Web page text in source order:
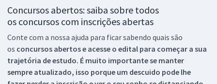
Concursos abertos: saiba sobre todos
os concursos com inscrições abertas
Conte com a nossa ajuda para ficar sabendo quais são
os concursos abertos e acesse o edital para começar a sua
trajetória de estudo. É muito importante se manter
sempre atualizado, isso porque um descuido pode lhe